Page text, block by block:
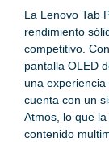
La Lenovo Tab
rendimiento
competitivo.
pantalla OLED
una experiencia
cuenta con un
Atmos, lo que
contenido